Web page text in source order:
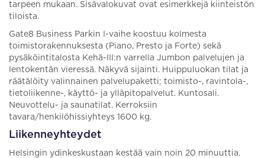
tarpeen mukaan. Sisävalokuvat ovat esimerkkejä kiinteistön
tiloista.
Gate8 Business Parkin I-vaihe koostuu kolmesta
toimistorakennuksesta (Piano, Presto ja Forte) sekä
pysäköintitalosta Kehä-III:n varrella Jumbon palvelujen ja
lentokentän vieressä. Näkyvä sijainti. Huippuluokan tilat ja
räätälöity valinnainen palvelupaketti; toimisto-, ravintola-,
tietoliikenne-, käyttö- ja ylläpitopalvelut. Kuntosali.
Neuvottelu- ja saunatilat. Kerroksiin
tavara/henkilöhissiyhteys 1600 kg.
Liikenneyhteydet
Helsingin ydinkeskustaan kestää vain noin 20 minuuttia.